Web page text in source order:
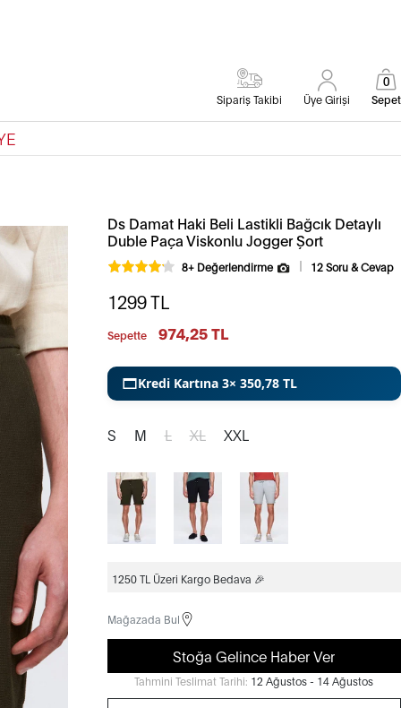
Sipariş Takibi Üye Girişi Sepet
0
Ds Damat Haki Beli Lastikli Bağcık Detaylı
Duble Paça Viskonlu Jogger Şort
8+ Değerlendirme 12 Soru & Cevap
1299TL
Sepette 974,25 TL
Kredi Kartına 3× 350,78 TL
S M L XL XXL
1250 TL Üzeri Kargo Bedava 🎉
Mağazada Bul
Stoğa Gelince Haber Ver
Tahmini Teslimat Tarihi: 12 Ağustos - 14 Ağustos